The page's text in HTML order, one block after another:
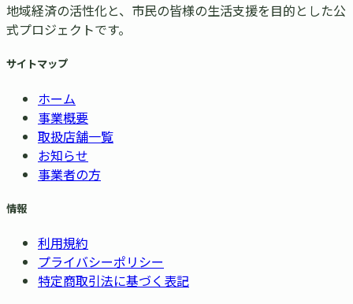
地域経済の活性化と、市民の皆様の生活支援を目的とした公
式プロジェクトです。
サイトマップ
ホーム
事業概要
取扱店舗一覧
お知らせ
事業者の方
情報
利用規約
プライバシーポリシー
特定商取引法に基づく表記